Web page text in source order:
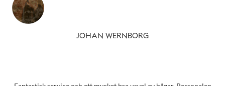
JOHAN WERNBORG